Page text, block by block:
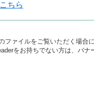
ちら
ファイルをご覧いただく場合
をお持ちでない方は、バナ